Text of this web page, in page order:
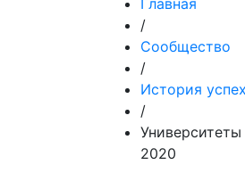
Главная
/
Сообщество
/
История
/
2020